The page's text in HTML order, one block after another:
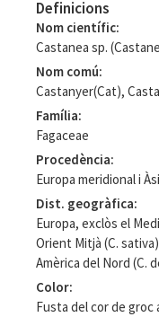
Definicions
Nom científic
Castanea sp.
Nom comú
Castanyer(Cat),
Família
Fagaceae
Procedència
Europa meridional i
Dist. geogràfica
Europa, exclòs el
Orient Mitjà (C.
Amèrica del Nord (C.
Color
Fusta del cor de